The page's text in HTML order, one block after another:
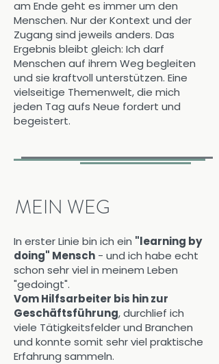
am Ende geht es immer um den
Menschen. Nur der Kontext und der
Zugang sind jeweils anders. Das
Ergebnis bleibt gleich: Ich darf
Menschen auf ihrem Weg begleiten
und sie kraftvoll unterstützen. Eine
vielseitige Themenwelt, die mich
jeden Tag aufs Neue fordert und
begeistert.
MEIN WEG
In erster Linie bin ich ein "learning by
doing" Mensch - und ich habe echt
schon sehr viel in meinem Leben
"gedoingt".
Vom Hilfsarbeiter bis hin zur
Geschäftsführung, durchlief ich
viele Tätigkeitsfelder und Branchen
und konnte somit sehr viel praktische
Erfahrung sammeln.